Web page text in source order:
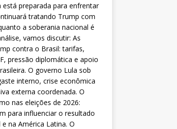
está preparada para enfrentar
tratando Trump com
a soberania nacional é
vamos discutir: As
contra o Brasil: tarifas,
pressão diplomática e apoio
O governo Lula sob
interno, crise econômica
externa coordenada. O
nas eleições de 2026:
para influenciar o resultado
na América Latina. O